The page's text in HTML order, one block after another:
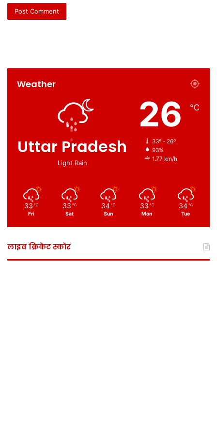
Weather
Uttar Pradesh
Light Rain
26 ℃
33º - 26º
93%
1.77 km/h
33 ℃
Fri
33 ℃
Sat
34 ℃
Sun
33 ℃
Mon
34 ℃
Tue
लाइव क्रिकेट स्कोर